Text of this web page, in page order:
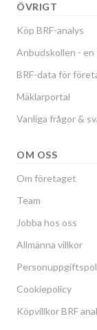
ÖVRIGT
Köp BRF-analys
Anbudskollen -
BRF-data för
Mäklarportal
Vanliga frågor &
OM OSS
Om företaget
Team
Jobba hos oss
Allmänna villkor
Cookiepolicy
Köpvillkor BRF